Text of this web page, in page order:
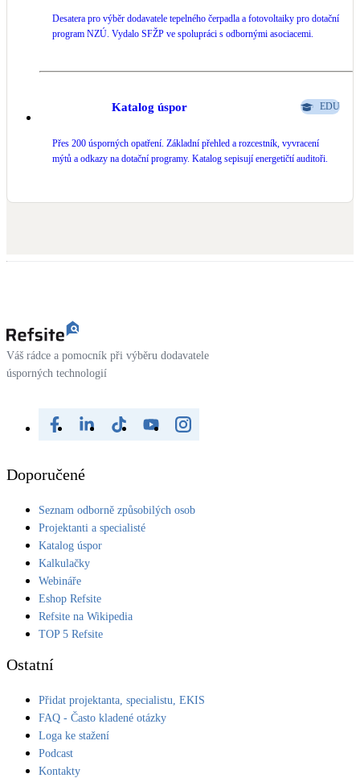
Desatera pro výběr dodavatele tepelného čerpadla a fotovoltaiky pro dotační
program NZÚ. Vydalo SFŽP ve spolupráci s odbornými asociacemi.
Katalog úspor EDU
Přes 200 úsporných opatření. Základní přehled a rozcestník, vyvracení
mýtů a odkazy na dotační programy. Katalog sepisují energetičtí auditoři.
Váš rádce a pomocník při výběru dodavatele
úsporných technologií
Doporučené
Seznam odborně způsobilých osob
Projektanti a specialisté
Katalog úspor
Kalkulačky
Webináře
Eshop Refsite
Refsite na Wikipedia
TOP 5 Refsite
Ostatní
Přidat projektanta, specialistu, EKIS
FAQ - Často kladené otázky
Loga ke stažení
Podcast
Kontakty